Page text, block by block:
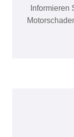
Informieren